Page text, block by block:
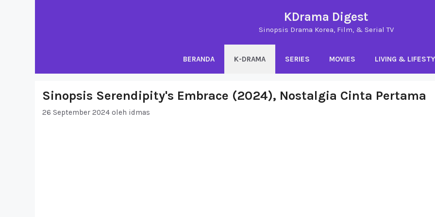
KDrama Digest
Sinopsis Drama Korea, Film, & Serial TV
BERANDA K-DRAMA SERIES MOVIES LIVING &
Sinopsis Serendipity's Embrace (2024), Nostalgia Cinta Pertama
26 September 2024 oleh idmas